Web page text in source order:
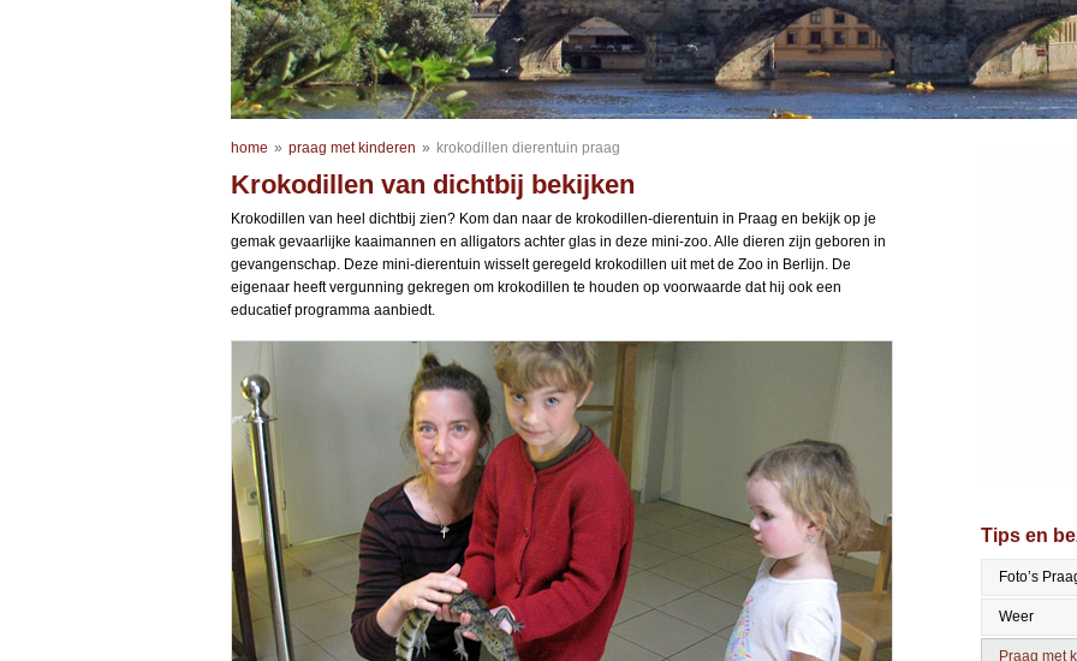
home » praag met kinderen » krokodillen dierentuin praag
Krokodillen van dichtbij bekijken
Krokodillen van heel dichtbij zien? Kom dan naar de krokodillen-dierentuin in Praag en bekijk op je
gemak gevaarlijke kaaimannen en alligators achter glas in deze mini-zoo. Alle dieren zijn geboren in
gevangenschap. Deze mini-dierentuin wisselt geregeld krokodillen uit met de Zoo in Berlijn. De
eigenaar heeft vergunning gekregen om krokodillen te houden op voorwaarde dat hij ook een
educatief programma aanbiedt.
Tips en
Foto’s
Weer
Praag met